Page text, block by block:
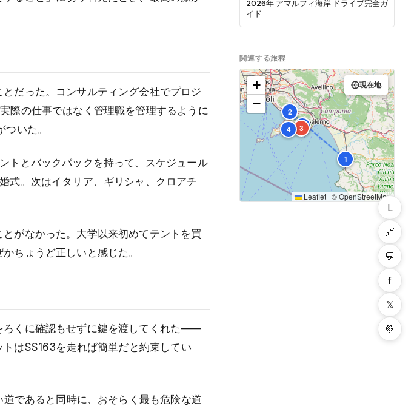
だった。コンサルティング会社でプロジ
際の仕事ではなく管理職を管理するように
いた。
トとバックパックを持って、スケジュール
式。次はイタリア、ギリシャ、クロアチ
がなかった。大学以来初めてテントを買
ちょうど正しいと感じた。
くに確認もせずに鍵を渡してくれた——
はSS163を走れば簡単だと約束してい
であると同時に、おそらく最も危険な道
2026年 アマルフィ海岸 ドライブ完全ガ
イド
関連する旅程
1
2
3
4 5
+
−
現在地
Leaflet | ©OpenStreetMap
L
🔗
💬
f
𝕏
💚